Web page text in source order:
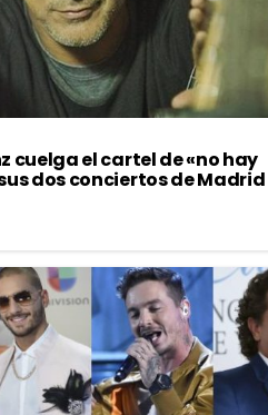
cuelga el cartel de «no hay
dos conciertos de Madrid